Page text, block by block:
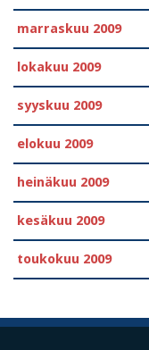
marraskuu 2009
lokakuu 2009
syyskuu 2009
elokuu 2009
heinäkuu 2009
kesäkuu 2009
toukokuu 2009